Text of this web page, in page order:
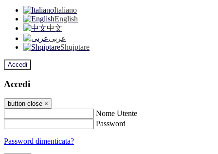
Italiano
English
中文
عربى
Shqiptare
Accedi
Accedi
button close ×
Nome Utente
Password
Password dimenticata?